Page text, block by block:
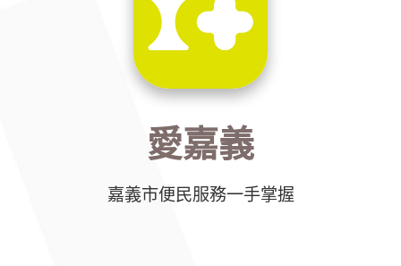
愛嘉義
嘉義市便民服務一手掌握